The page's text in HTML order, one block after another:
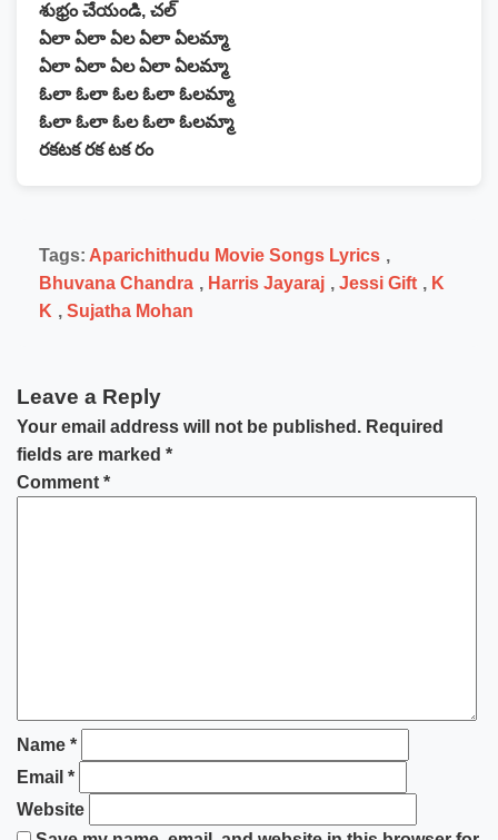
శుభ్రం చేయండి, చల్
ఏలా ఏలా ఏల ఏలా ఏలమ్మా
ఏలా ఏలా ఏల ఏలా ఏలమ్మా
ఓలా ఓలా ఓల ఓలా ఓలమ్మా
ఓలా ఓలా ఓల ఓలా ఓలమ్మా
రకటక రక టక రం
Tags: Aparichithudu Movie Songs Lyrics ,
Bhuvana Chandra , Harris Jayaraj , Jessi Gift , K
K , Sujatha Mohan
Leave a Reply
Your email address will not be published. Required
fields are marked *
Comment *
Name *
Email *
Website